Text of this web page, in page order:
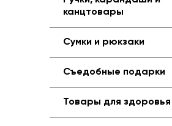
канцтовары
Сумки и рюкзаки
Съедобные подарки
Товары для здоровья